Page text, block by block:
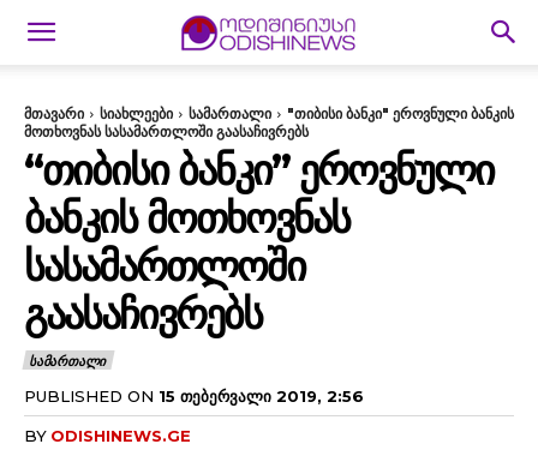
მთავარი სიახლეები სამართალი
"თიბისი ბანკი" ეროვნული ბანკის
მოთხოვნას სასამართლოში გაასაჩივრებს
“ᲗᲘᲑᲘᲡᲘ ᲑᲐᲜᲙᲘ” ᲔᲠᲝᲕᲜᲣᲚᲘ
ᲑᲐᲜᲙᲘᲡ ᲛᲝᲗᲮᲝᲕᲜᲐᲡ
ᲡᲐᲡᲐᲛᲐᲠᲗᲚᲝᲨᲘ
ᲒᲐᲐᲡᲐᲩᲘᲕᲠᲔᲑᲡ
ᲡᲐᲛᲐᲠᲗᲐᲚᲘ
PUBLISHED ON 15 ᲗᲔᲑᲔᲠᲕᲐᲚᲘ 2019, 2:56
BY ODISHINEWS.GE